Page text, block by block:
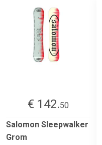
€ 142.50
Salomon Sleepwalker
Grom